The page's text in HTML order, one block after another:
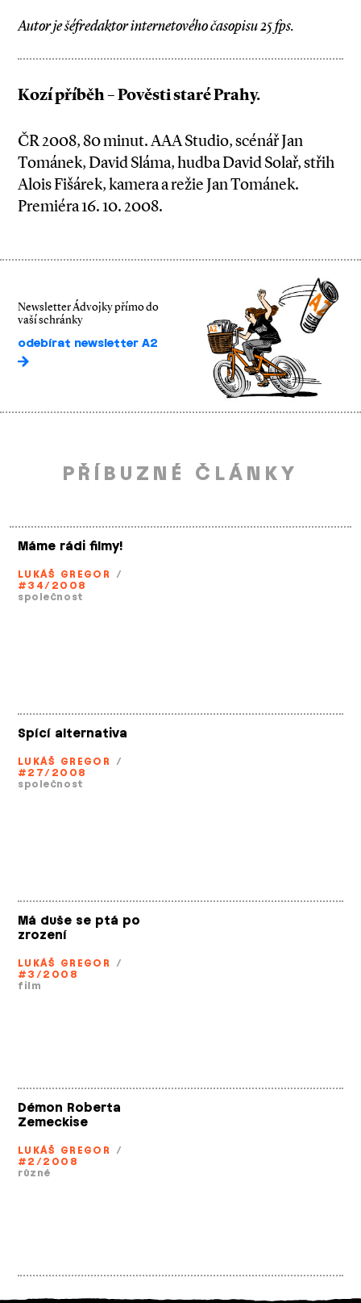
Autor je šéfredaktor internetového časopisu 25 fps.
Kozí příběh – Pověsti staré Prahy.
ČR 2008, 80 minut. AAA Studio, scénář Jan
Tománek, David Sláma, hudba David Solař, střih
Alois Fišárek, kamera a režie Jan Tománek.
Premiéra 16. 10. 2008.
Newsletter Ádvojky přímo do
vaší schránky
odebírat newsletter A2
PŘÍBUZNÉ ČLÁNKY
Máme rádi filmy!
LUKÁŠ GREGOR /
#34/2008
společnost
Spící alternativa
LUKÁŠ GREGOR /
#27/2008
společnost
Má duše se ptá po
zrození
LUKÁŠ GREGOR /
#3/2008
film
Démon Roberta
Zemeckise
LUKÁŠ GREGOR /
#2/2008
různé